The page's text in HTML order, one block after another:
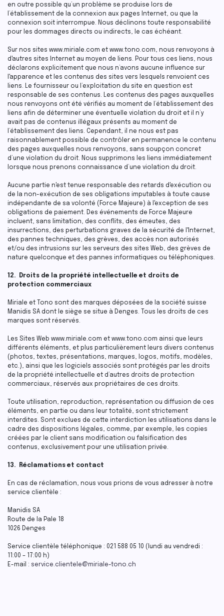
en outre possible qu’un problème se produise lors de
l’établissement de la connexion aux pages Internet, ou que la
connexion soit interrompue. Nous déclinons toute responsabilité
pour les dommages directs ou indirects, le cas échéant.
Sur nos sites www.miriale.com et www.tono.com, nous renvoyons à
d'autres sites Internet au moyen de liens. Pour tous ces liens, nous
déclarons explicitement que nous n’avons aucune influence sur
l'apparence et les contenus des sites vers lesquels renvoient ces
liens. Le fournisseur ou l’exploitation du site en question est
responsable de ses contenus. Les contenus des pages auxquelles
nous renvoyons ont été vérifiés au moment de l’établissement des
liens afin de déterminer une éventuelle violation du droit et il n’y
avait pas de contenus illégaux présents au moment de
l’établissement des liens. Cependant, il ne nous est pas
raisonnablement possible de contrôler en permanence le contenu
des pages auxquelles nous renvoyons, sans soupçon concret
d’une violation du droit. Nous supprimons les liens immédiatement
lorsque nous prenons connaissance d’une violation du droit.
Aucune partie n'est tenue responsable des retards d'exécution ou
de la non-exécution de ses obligations imputables à toute cause
indépendante de sa volonté (Force Majeure) à l'exception de ses
obligations de paiement. Des événements de Force Majeure
incluent, sans limitation, des conflits, des émeutes, des
insurrections, des perturbations graves de la sécurité de l'Internet,
des pannes techniques, des grèves, des accès non autorisés
et/ou des intrusions sur les serveurs des sites Web, des grèves de
nature quelconque et des pannes informatiques ou téléphoniques.
12. Droits de la propriété intellectuelle et droits de
protection commerciaux
Miriale et Tono sont des marques déposées de la société suisse
Manidis SA dont le siège se situe à Denges. Tous les droits de ces
marques sont réservés.
Les Sites Web www.miriale.com et www.tono.com ainsi que leurs
différents éléments, et plus particulièrement leurs divers contenus
(photos, textes, présentations, marques, logos, motifs, modèles,
etc.), ainsi que les logiciels associés sont protégés par les droits
de la propriété intellectuelle et d’autres droits de protection
commerciaux, réservés aux propriétaires de ces droits.
Toute utilisation, reproduction, représentation ou diffusion de ces
éléments, en partie ou dans leur totalité, sont strictement
interdites. Sont exclues de cette interdiction les utilisations dans le
cadre des dispositions légales, comme, par exemple, les copies
créées par le client sans modification ou falsification des
contenus, exclusivement pour une utilisation privée.
13. Réclamations et contact
En cas de réclamation, nous vous prions de vous adresser à notre
service clientèle :
Manidis SA
Route de la Pale 18
1026 Denges
Service clientèle téléphonique : 021 588 05 10 (lundi au vendredi :
11:00 – 17:00 h)
E-mail : service.clientele@miriale-tono.ch